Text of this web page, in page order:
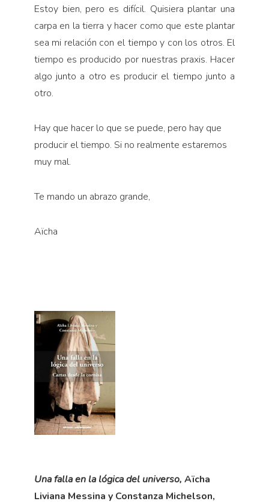
Estoy bien, pero es difícil. Quisiera plantar una
carpa en la tierra y hacer como que este plantar
sea mi relación con el tiempo y con los otros. El
tiempo es producido por nuestras praxis. Hacer
algo junto a otro es producir el tiempo junto a
otro.
Hay que hacer lo que se puede, pero hay que
producir el tiempo. Si no realmente estaremos
muy mal.
Te mando un abrazo grande,
Aïcha
Una falla en la lógica del universo, Aïcha
Liviana Messina y Constanza Michelson,